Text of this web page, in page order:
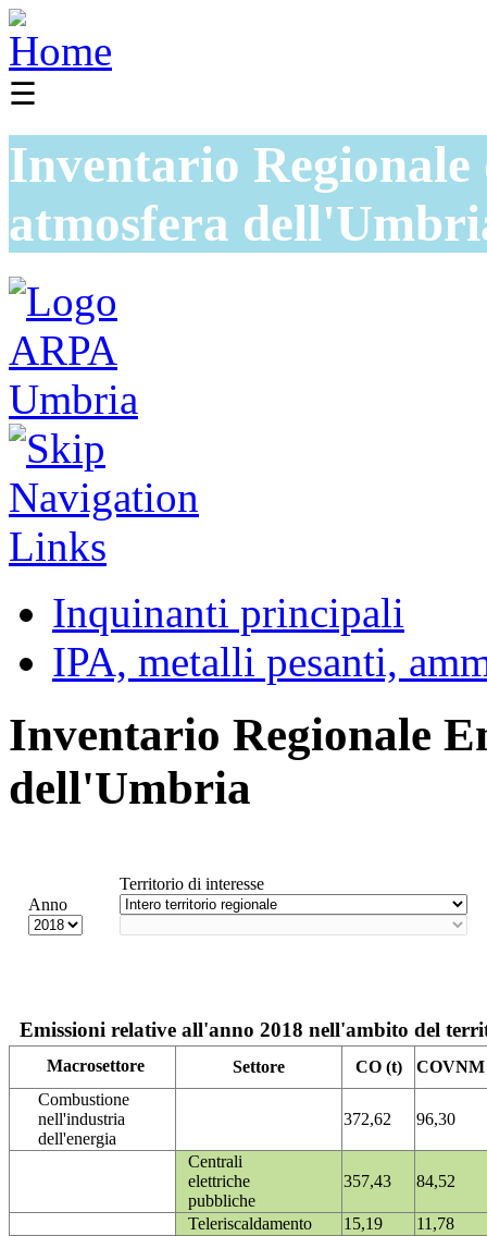
☰
Inventario
atmosfera
Inquinanti principali
IPA, metalli pesanti,
Inventario Regionale
dell'Umbria
Anno
Territorio di interesse
Emissioni relative all'anno 2018 nell'ambito del
Macrosettore Settore CO (t)
COVNM
Combustione
nell'industria
dell'energia
372,62 96,30
Centrali
elettriche
pubbliche
357,43 84,52
Teleriscaldamento 15,19
11,78